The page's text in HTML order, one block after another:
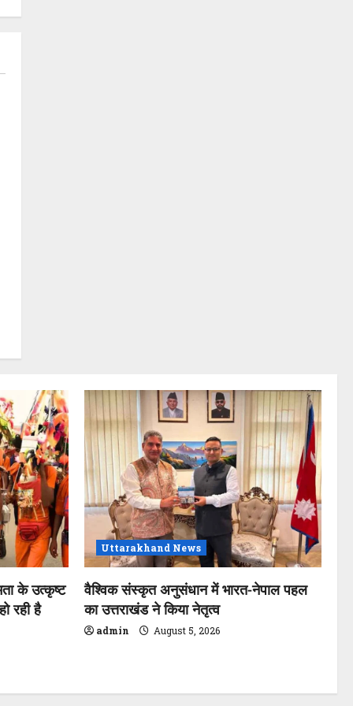
के उत्कृष्ट
रही है
Uttarakhand News
वैश्विक संस्कृत अनुसंधान में भारत-नेपाल पहल
का उत्तराखंड ने किया नेतृत्व
admin August 5, 2026